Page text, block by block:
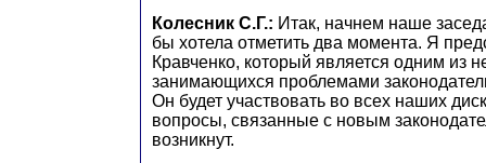
Колесник С.Г.: Итак, начнем наше
бы хотела отметить два момента. Я
Кравченко, который является одним из
занимающихся проблемами
Он будет участвовать во всех наших
вопросы, связанные с новым
возникнут.